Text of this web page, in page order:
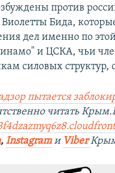
против
Виолетты Бида,
дел именно по этой
и ЦСКА, чьи
силовых
пытается
читать
,Instagram и Viber